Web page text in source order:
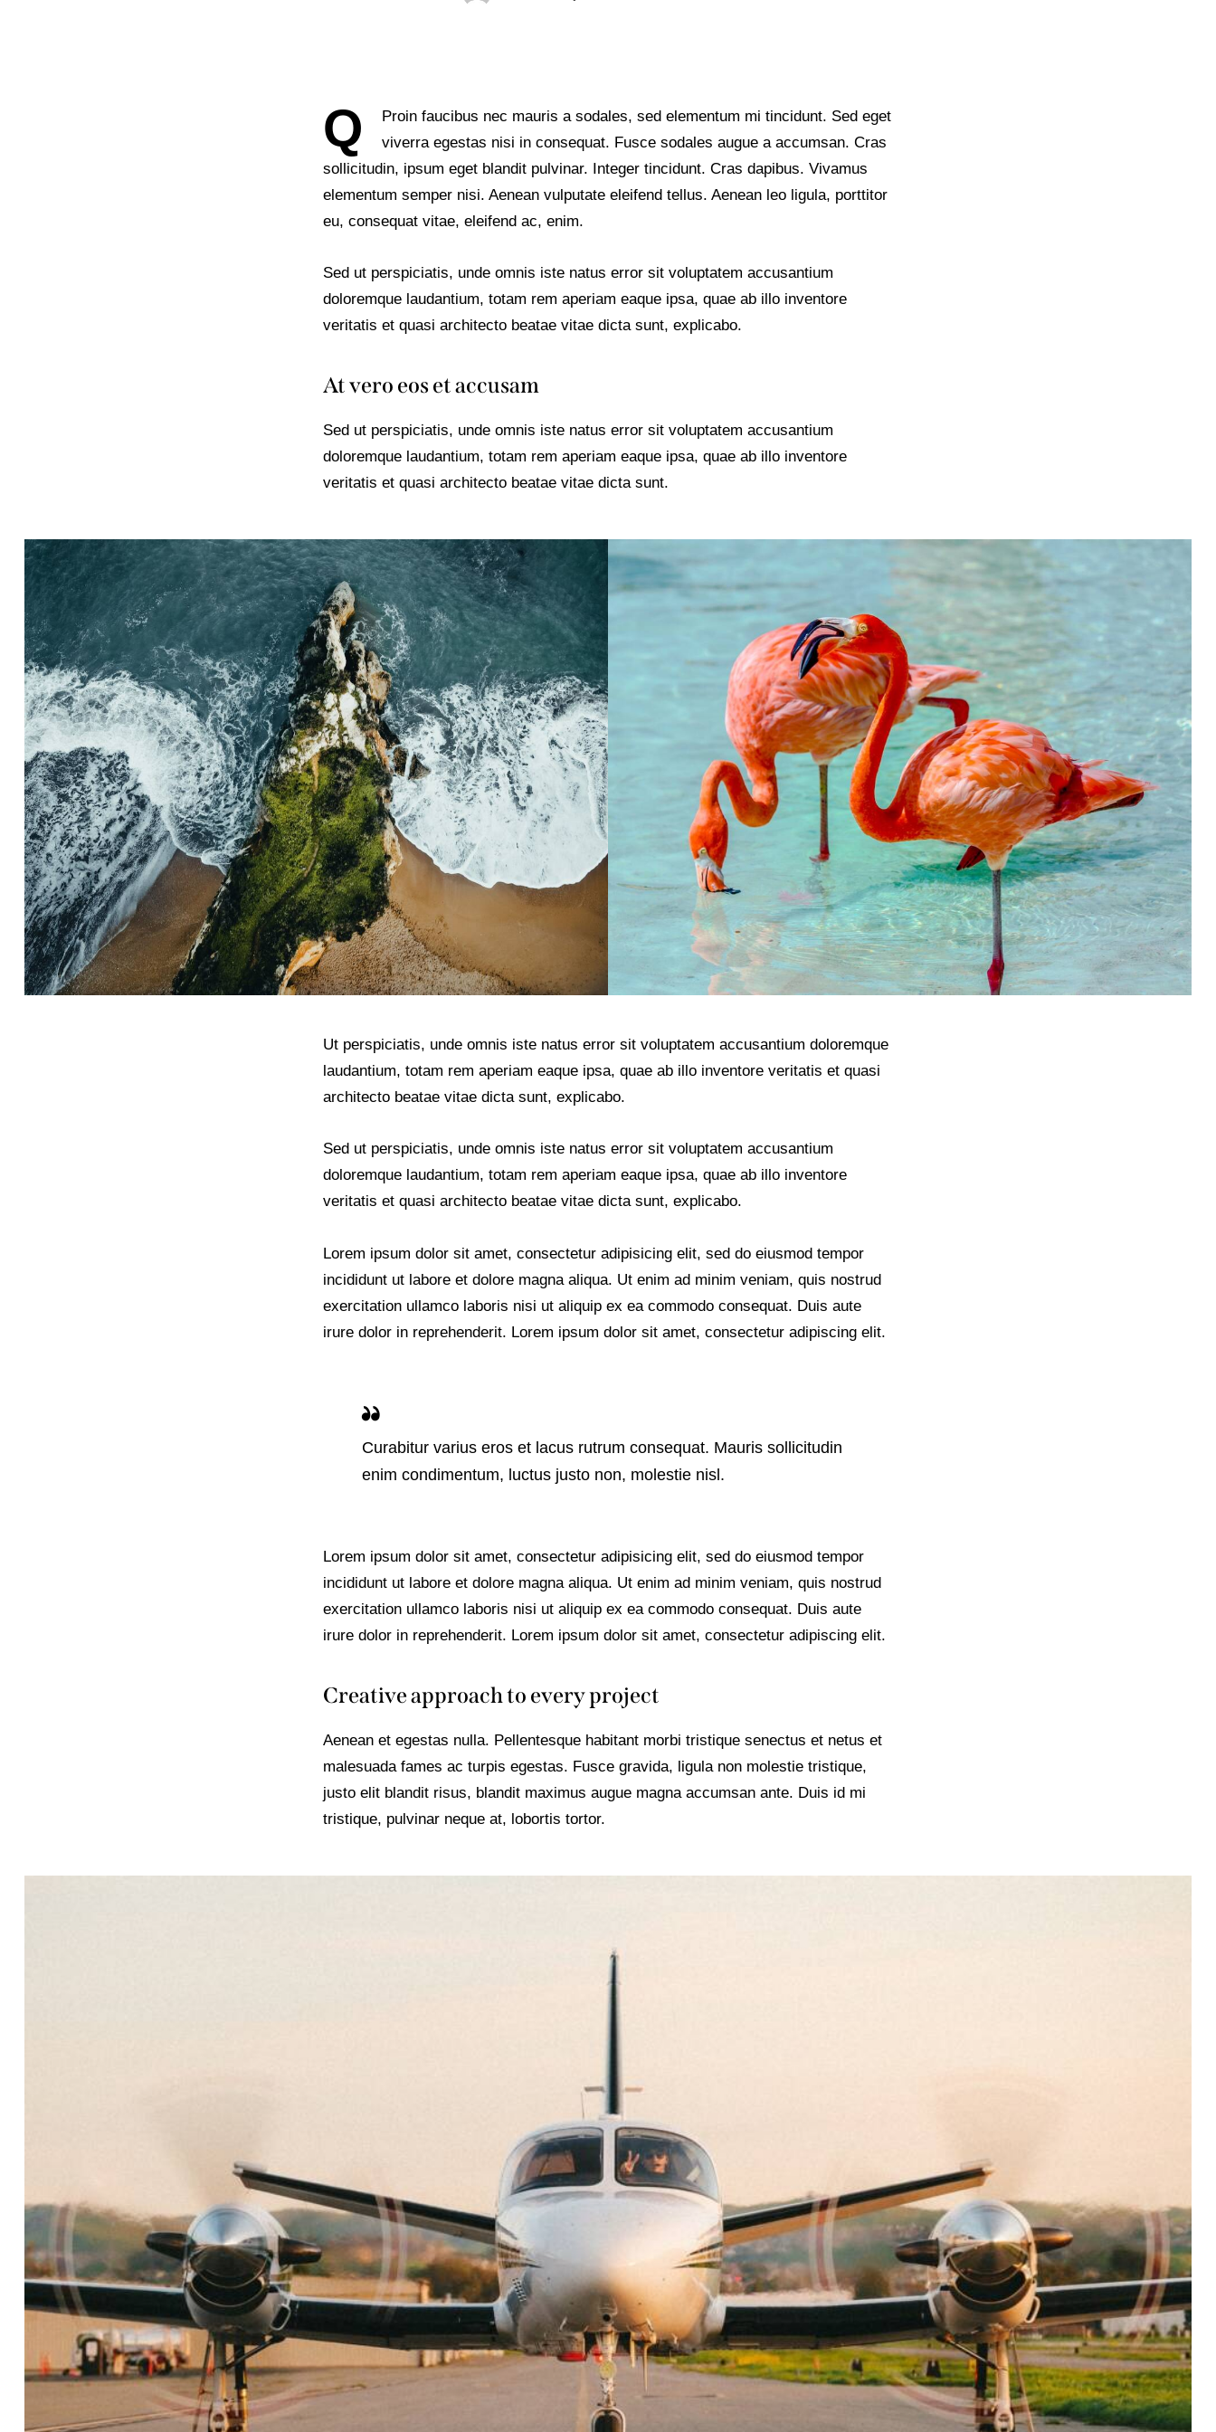
Q
Proin faucibus nec mauris a sodales, sed elementum mi tincidunt. Sed eget
viverra egestas nisi in consequat. Fusce sodales augue a accumsan. Cras
sollicitudin, ipsum eget blandit pulvinar. Integer tincidunt. Cras dapibus. Vivamus
elementum semper nisi. Aenean vulputate eleifend tellus. Aenean leo ligula, porttitor
eu, consequat vitae, eleifend ac, enim.
Sed ut perspiciatis, unde omnis iste natus error sit voluptatem accusantium
doloremque laudantium, totam rem aperiam eaque ipsa, quae ab illo inventore
veritatis et quasi architecto beatae vitae dicta sunt, explicabo.
At vero eos et accusam
Sed ut perspiciatis, unde omnis iste natus error sit voluptatem accusantium
doloremque laudantium, totam rem aperiam eaque ipsa, quae ab illo inventore
veritatis et quasi architecto beatae vitae dicta sunt.
Ut perspiciatis, unde omnis iste natus error sit voluptatem accusantium doloremque
laudantium, totam rem aperiam eaque ipsa, quae ab illo inventore veritatis et quasi
architecto beatae vitae dicta sunt, explicabo.
Sed ut perspiciatis, unde omnis iste natus error sit voluptatem accusantium
doloremque laudantium, totam rem aperiam eaque ipsa, quae ab illo inventore
veritatis et quasi architecto beatae vitae dicta sunt, explicabo.
Lorem ipsum dolor sit amet, consectetur adipisicing elit, sed do eiusmod tempor
incididunt ut labore et dolore magna aliqua. Ut enim ad minim veniam, quis nostrud
exercitation ullamco laboris nisi ut aliquip ex ea commodo consequat. Duis aute
irure dolor in reprehenderit. Lorem ipsum dolor sit amet, consectetur adipiscing elit.
Curabitur varius eros et lacus rutrum consequat. Mauris sollicitudin
enim condimentum, luctus justo non, molestie nisl.
Lorem ipsum dolor sit amet, consectetur adipisicing elit, sed do eiusmod tempor
incididunt ut labore et dolore magna aliqua. Ut enim ad minim veniam, quis nostrud
exercitation ullamco laboris nisi ut aliquip ex ea commodo consequat. Duis aute
irure dolor in reprehenderit. Lorem ipsum dolor sit amet, consectetur adipiscing elit.
Creative approach to every project
Aenean et egestas nulla. Pellentesque habitant morbi tristique senectus et netus et
malesuada fames ac turpis egestas. Fusce gravida, ligula non molestie tristique,
justo elit blandit risus, blandit maximus augue magna accumsan ante. Duis id mi
tristique, pulvinar neque at, lobortis tortor.